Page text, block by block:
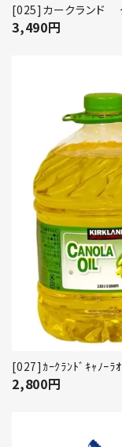
[025]カークランド
3,490円
[027]ｶｰｸﾗﾝﾄﾞｷｬﾉｰ
2,800円